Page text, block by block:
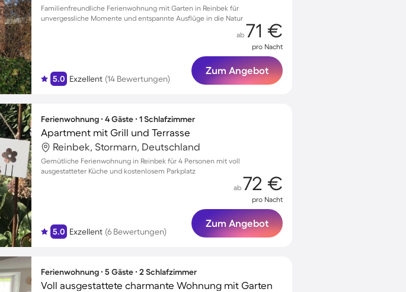
Familienfreundliche Ferienwohnung mit Garten in Reinbek für
unvergessliche Momente und entspannte Ausflüge in die Natur
5.0 Exzellent (14 Bewertungen)
ab 71 €
pro Nacht
Zum Angebot
Ferienwohnung ∙ 4 Gäste ∙ 1 Schlafzimmer
Apartment mit Grill und Terrasse
Reinbek, Stormarn, Deutschland
Gemütliche Ferienwohnung in Reinbek für 4 Personen mit voll
ausgestatteter Küche und kostenlosem Parkplatz
5.0 Exzellent (6 Bewertungen)
ab 72 €
pro Nacht
Zum Angebot
Ferienwohnung ∙ 5 Gäste ∙ 2 Schlafzimmer
Voll ausgestattete charmante Wohnung mit Garten